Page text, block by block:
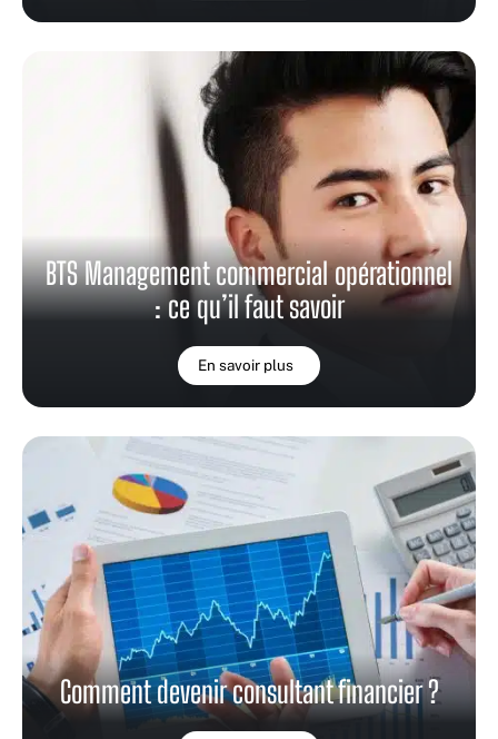
BTS Management commercial opérationnel
: ce qu’il faut savoir
En savoir plus
Comment devenir consultant financier ?